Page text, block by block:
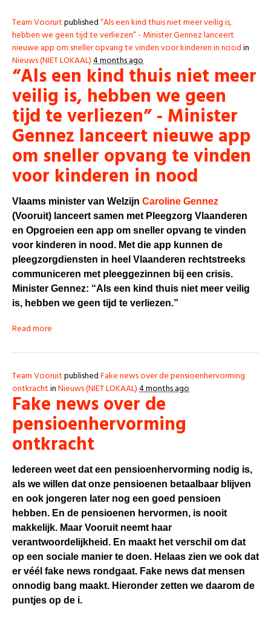
Team Vooruitpublished“Als een kind thuis niet meer veilig is,
hebben we geen tijd te verliezen” - Minister Gennez lanceert
nieuwe app om sneller opvang te vinden voor kinderen in noodin
Nieuws (NIET LOKAAL)4 months ago
“Als een kind thuis niet meer
veilig is, hebben we geen
tijd te verliezen” - Minister
Gennez lanceert nieuwe app
om sneller opvang te vinden
voor kinderen in nood
Vlaams minister van Welzijn Caroline Gennez
(Vooruit) lanceert samen met Pleegzorg Vlaanderen
en Opgroeien een app om sneller opvang te vinden
voor kinderen in nood. Met die app kunnen de
pleegzorgdiensten in heel Vlaanderen rechtstreeks
communiceren met pleeggezinnen bij een crisis.
Minister Gennez: “Als een kind thuis niet meer veilig
is, hebben we geen tijd te verliezen.”
Read more
Team VooruitpublishedFake news over de pensioenhervorming
ontkrachtinNieuws (NIET LOKAAL)4 months ago
Fake news over de
pensioenhervorming
ontkracht
Iedereen weet dat een pensioenhervorming nodig is,
als we willen dat onze pensioenen betaalbaar blijven
en ook jongeren later nog een goed pensioen
hebben. En de pensioenen hervormen, is nooit
makkelijk. Maar Vooruit neemt haar
verantwoordelijkheid. En maakt het verschil om dat
op een sociale manier te doen. Helaas zien we ook dat
er véél fake news rondgaat. Fake news dat mensen
onnodig bang maakt. Hieronder zetten we daarom de
puntjes op de i.